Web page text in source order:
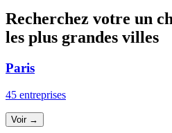
Recherchez votre un
les plus grandes villes
Paris
45 entreprises
Voir →